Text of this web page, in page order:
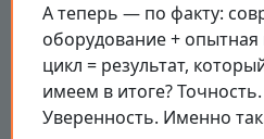
А теперь — по факту:
оборудование +
цикл = результат,
имеем в итоге?
Уверенность. Именно